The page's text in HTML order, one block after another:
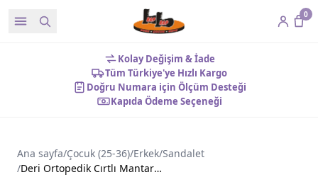
0
Kolay Değişim & İade
Tüm Türkiye'ye Hızlı Kargo
Doğru Numara için Ölçüm Desteği
Kapıda Ödeme Seçeneği
Ana sayfa/Çocuk (25-36)/Erkek/Sandalet
/
Deri Ortopedik Cırtlı Mantar Taban Çocuk Sandalet Kahverengi